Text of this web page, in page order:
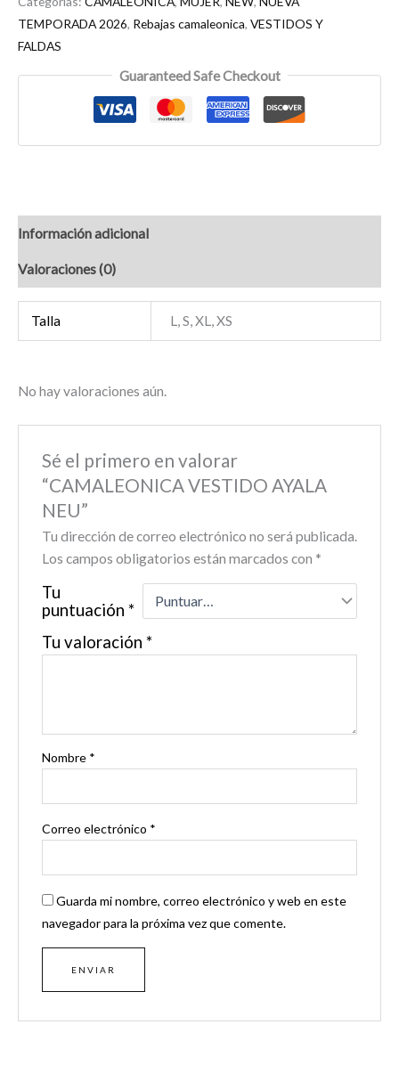
TEMPORADA 2026, Rebajas camaleonica, VESTIDOS Y
FALDAS
Guaranteed Safe Checkout
Información adicional
Valoraciones (0)
Talla L, S, XL, XS
No hay valoraciones aún.
Sé el primero en valorar
“CAMALEONICA VESTIDO AYALA
NEU”
Tu dirección de correo electrónico no será publicada.
Los campos obligatorios están marcados con *
Tu
puntuación *
Tu valoración *
Nombre *
Correo electrónico *
Guarda mi nombre, correo electrónico y web en este
navegador para la próxima vez que comente.